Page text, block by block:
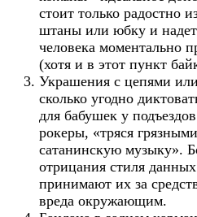
стоит только радостно
штаны или юбку и
человека моментально
(хотя и в этот пункт
Украшения с цепями
сколько угодно
для бабушек у
рокеры, «тряся
сатанинскую музыку».
отрицания стиля
принимают их за
вреда окружающим.